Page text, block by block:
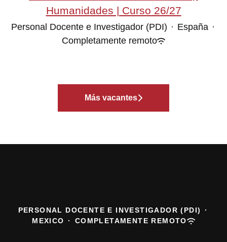
Humanidades | Curso 26/27
Personal Docente e Investigador (PDI) · España ·
Completamente remoto
Más vacantes
PERSONAL DOCENTE E INVESTIGADOR (PDI)
·
MEXICO
· COMPLETAMENTE REMOTO